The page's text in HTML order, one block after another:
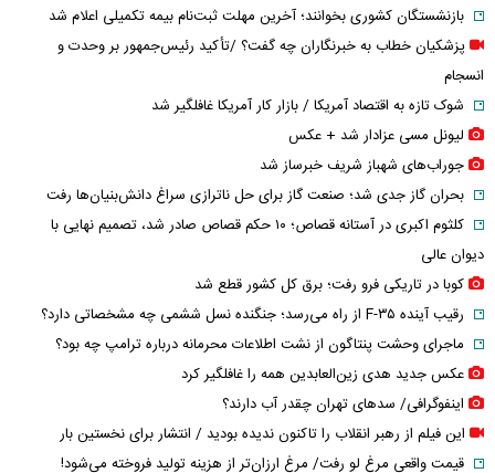
بازنشستگان کشوری بخوانند؛ آخرین مهلت ثبت‌نام بیمه تکمیلی اعلام شد
پزشکیان خطاب به خبرنگاران چه گفت؟ /تأکید رئیس‌جمهور بر وحدت و
انسجام
شوک تازه به اقتصاد آمریکا / بازار کار آمریکا غافلگیر شد
لیونل مسی عزادار شد + عکس
جوراب‌های شهباز شریف خبرساز شد
بحران گاز جدی شد؛ صنعت گاز برای حل ناترازی سراغ دانش‌بنیان‌ها رفت
کلثوم اکبری در آستانه قصاص؛ ۱۰ حکم قصاص صادر شد، تصمیم نهایی با
دیوان عالی
کوبا در تاریکی فرو رفت؛ برق کل کشور قطع شد
رقیب آینده F-۳۵ از راه می‌رسد؛ جنگنده نسل ششمی چه مشخصاتی دارد؟
ماجرای وحشت پنتاگون از نشت اطلاعات محرمانه درباره ترامپ چه بود؟
عکس جدید هدی زین‌العابدین همه را غافلگیر کرد
اینفوگرافی/ سدهای تهران چقدر آب دارند؟
این فیلم از رهبر انقلاب را تاکنون ندیده بودید / انتشار برای نخستین بار
قیمت واقعی مرغ لو رفت/ مرغ ارزان‌تر از هزینه تولید فروخته می‌شود!